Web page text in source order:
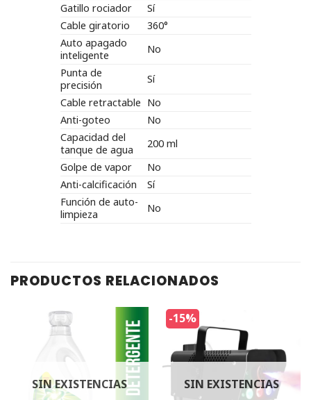
Gatillo rociador
Sí
Cable giratorio
360°
Auto apagado
inteligente
No
Punta de
precisión
Sí
Cable retractable No
Anti-goteo
No
Capacidad del
tanque de agua
200 ml
Golpe de vapor
No
Anti-calcificación
Sí
Función de auto-
limpieza
No
PRODUCTOS RELACIONADOS
SIN EXISTENCIAS
-15%
SIN EXISTENCIAS